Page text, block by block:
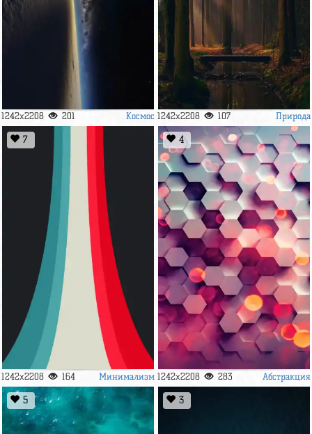
1242x2208 201 Космос 1242x2208 107 Природа
7
1242x2208 164 Минимализм
4
1242x2208 283 Абстракция
5 3